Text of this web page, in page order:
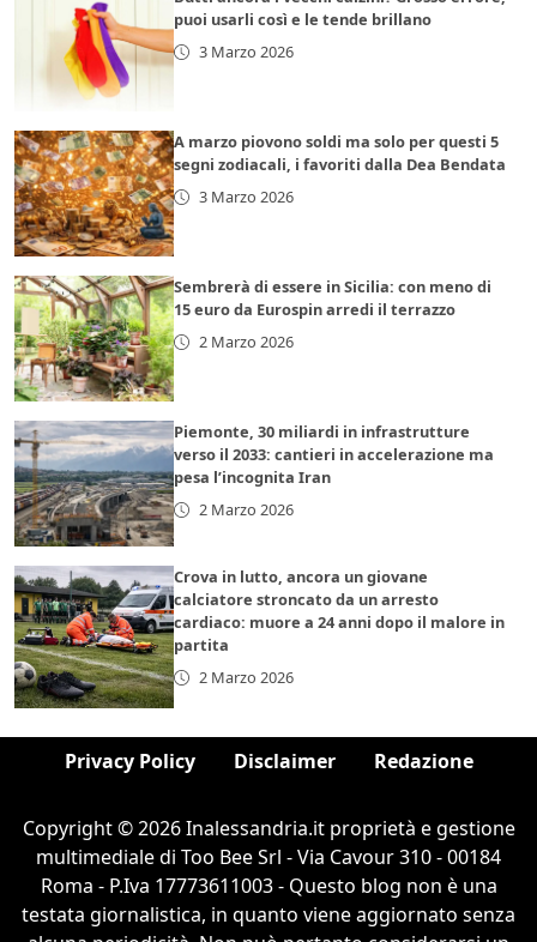
puoi usarli così e le tende brillano
3 Marzo 2026
A marzo piovono soldi ma solo per questi 5
segni zodiacali, i favoriti dalla Dea Bendata
3 Marzo 2026
Sembrerà di essere in Sicilia: con meno di
15 euro da Eurospin arredi il terrazzo
2 Marzo 2026
Piemonte, 30 miliardi in infrastrutture
verso il 2033: cantieri in accelerazione ma
pesa l’incognita Iran
2 Marzo 2026
Crova in lutto, ancora un giovane
calciatore stroncato da un arresto
cardiaco: muore a 24 anni dopo il malore in
partita
2 Marzo 2026
Privacy Policy Disclaimer Redazione
Copyright © 2026 Inalessandria.it proprietà e gestione
multimediale di Too Bee Srl - Via Cavour 310 - 00184
Roma - P.Iva 17773611003 - Questo blog non è una
testata giornalistica, in quanto viene aggiornato senza